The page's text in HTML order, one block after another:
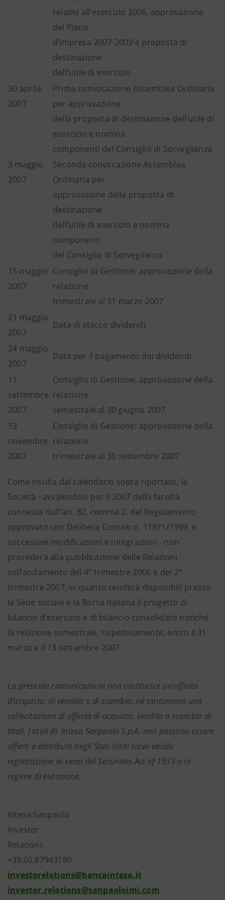
relativi all’esercizio 2006, approvazione
del Piano
d’Impresa 2007-2009 e proposta di
destinazione
dell’utile di esercizio
30 aprile
2007
Prima convocazione Assemblea Ordinaria
per approvazione
della proposta di destinazione dell’utile di
esercizio e nomina
componenti del Consiglio di Sorveglianza
3 maggio
2007
Seconda convocazione Assemblea
Ordinaria per
approvazione della proposta di
destinazione
dell’utile di esercizio e nomina
componenti
del Consiglio di Sorveglianza
15 maggio
2007
Consiglio di Gestione: approvazione della
relazione
trimestrale al 31 marzo 2007
21 maggio
2007
Data di stacco dividendi
24 maggio
2007
Data per il pagamento dei dividendi
11
settembre
2007
Consiglio di Gestione: approvazione della
relazione
semestrale al 30 giugno 2007
13
novembre
2007
Consiglio di Gestione: approvazione della
relazione
trimestrale al 30 settembre 2007
Come risulta dal calendario sopra riportato, la
Società - avvalendosi per il 2007 della facoltà
concessa dall’art. 82, comma 2, del Regolamento
approvato con Delibera Consob n. 11971/1999, e
successive modificazioni e integrazioni - non
procederà alla pubblicazione delle Relazioni
sull’andamento del 4° trimestre 2006 e del 2°
trimestre 2007, in quanto renderà disponibili presso
la Sede sociale e la Borsa Italiana il progetto di
bilancio d’esercizio e di bilancio consolidato nonché
la relazione semestrale, rispettivamente, entro il 31
marzo e il 13 settembre 2007.
La presente comunicazione non costituisce un’offerta
d’acquisto, di vendita o di scambio, né tantomeno una
sollecitazione di offerta di acquisto, vendita o scambio di
titoli. I titoli di Intesa Sanpaolo S.p.A. non possono essere
offerti o distribuiti negli Stati Uniti salvo valida
registrazione ai sensi del Securities Act of 1933 o in
regime di esenzione.
Intesa Sanpaolo
Investor
+39.02.87943180
investorelations@bancaintesa.it
investor.relations@sanpaoloimi.com